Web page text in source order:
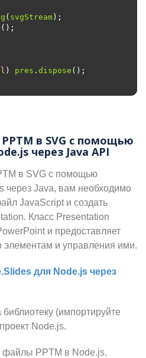
( svgStream
) pres . dispose
в SVG с помощью
через Java API
в SVG с помощью
через Java, вам необходимо
JavaScript и создать
Класс Presentation
и предоставляет
элементам и управления ими.
для Node.js через
(импортируйте
Node.js.
файлы PPTM в Node.js.